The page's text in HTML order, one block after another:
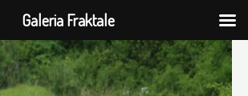
Galeria Fraktale